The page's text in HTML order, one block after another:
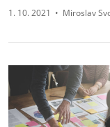
1. 10. 2021 • Miroslav